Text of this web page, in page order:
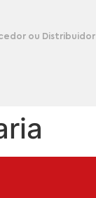
ou Distribuidor